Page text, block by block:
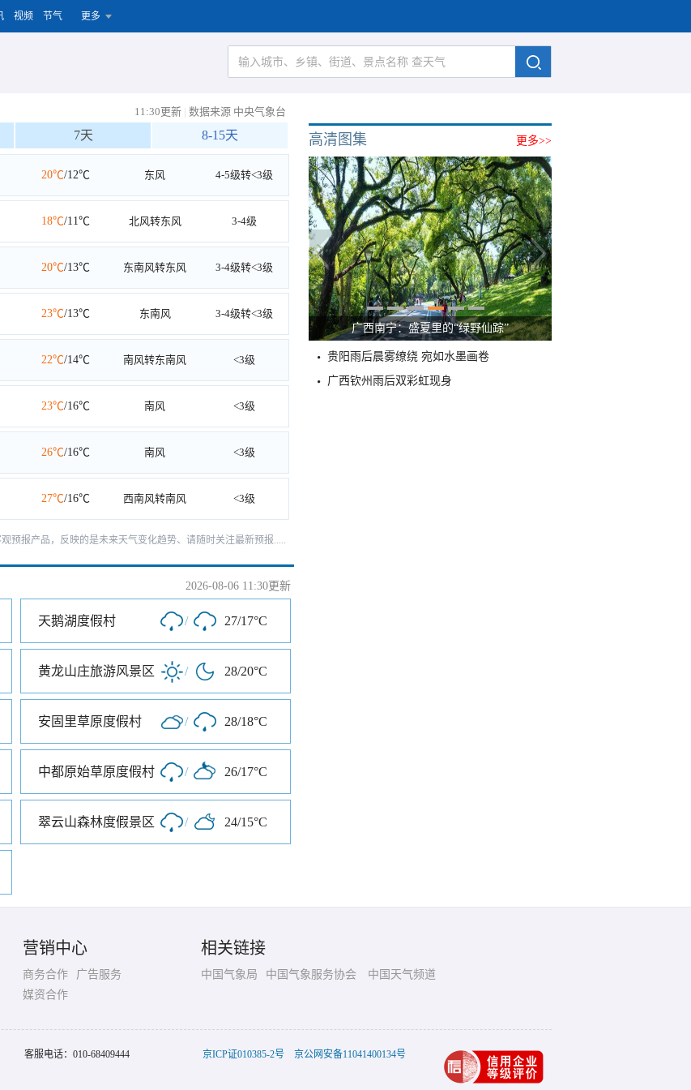
视频 节气 更多
11:30更新 | 数据来源 中央气象台
7天 8-15天
20℃/12℃ 东风 4-5级转<3级
18℃/11℃ 北风转东风 3-4级
20℃/13℃ 东南风转东风 3-4级转<3级
23℃/13℃ 东南风 3-4级转<3级
22℃/14℃ 南风转东南风 <3级
23℃/16℃ 南风 <3级
26℃/16℃ 南风 <3级
27℃/16℃ 西南风转南风 <3级
预报产品，反映的是未来天气变化趋势、请随时关注最新预报.....
2026-08-06 11:30更新
天鹅湖度假村 / 27/17°C
黄龙山庄旅游风景区 / 28/20°C
安固里草原度假村 / 28/18°C
中都原始草原度假村 / 26/17°C
翠云山森林度假景区 / 24/15°C
更多>>
高清图集
广西南宁：盛夏里的“绿野仙踪”
贵阳雨后晨雾缭绕 宛如水墨画卷
广西钦州雨后双彩虹现身
营销中心
商务合作
广告服务
媒资合作
相关链接
中国气象局 中国气象服务协会 中国天气频道
客服电话： 010-68409444 京ICP证010385-2号 京公网安备11041400134号